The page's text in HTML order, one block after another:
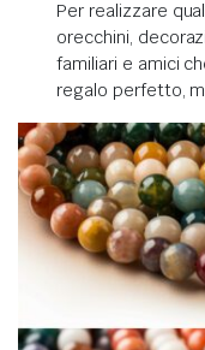
Per realizzare
orecchini,
familiari e amici
regalo perfetto,